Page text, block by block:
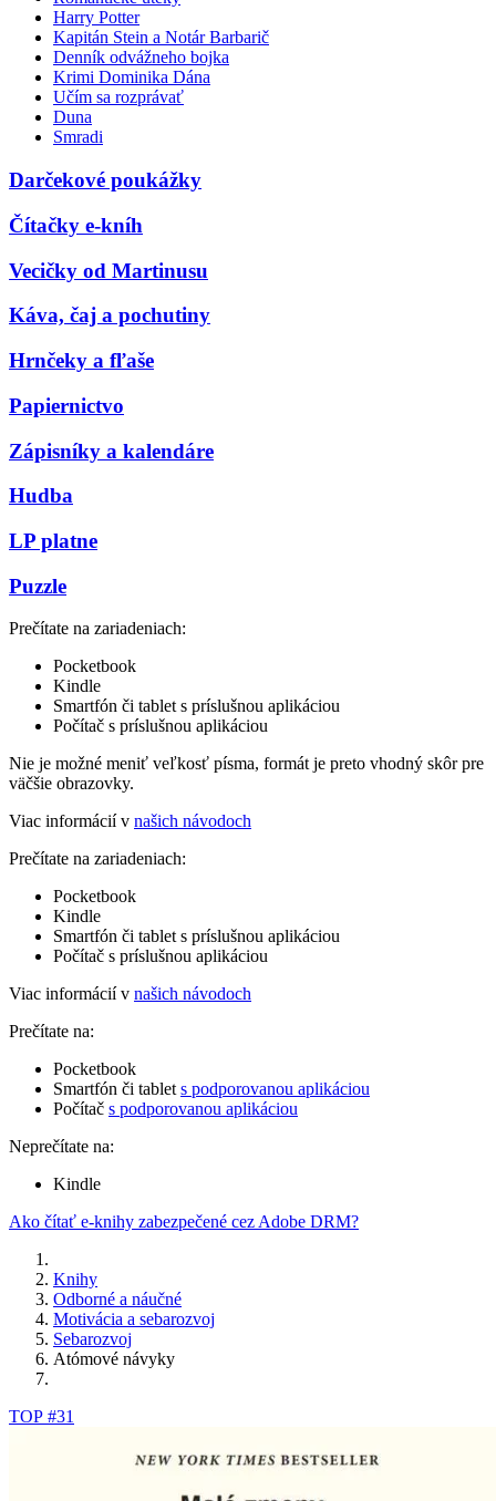
Harry Potter
Kapitán Stein a Notár Barbarič
Denník odvážneho bojka
Krimi Dominika Dána
Učím sa rozprávať
Duna
Smradi
Darčekové poukážky
Čítačky e-kníh
Vecičky od Martinusu
Káva, čaj a pochutiny
Hrnčeky a fľaše
Papiernictvo
Zápisníky a kalendáre
Hudba
LP platne
Puzzle
Prečítate na zariadeniach:
Pocketbook
Kindle
Smartfón či tablet s príslušnou aplikáciou
Počítač s príslušnou aplikáciou
Nie je možné meniť veľkosť písma, formát je preto vhodný skôr pre
väčšie obrazovky.
Viac informácií v našich návodoch
Prečítate na zariadeniach:
Pocketbook
Kindle
Smartfón či tablet s príslušnou aplikáciou
Počítač s príslušnou aplikáciou
Viac informácií v našich návodoch
Prečítate na:
Pocketbook
Smartfón či tablet s podporovanou aplikáciou
Počítač s podporovanou aplikáciou
Neprečítate na:
Kindle
Ako čítať e-knihy zabezpečené cez Adobe DRM?
Knihy
Odborné a náučné
Motivácia a sebarozvoj
Sebarozvoj
Atómové návyky
TOP #31